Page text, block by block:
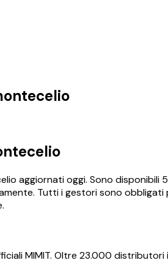
aggiornati oggi. Sono disponibili 5
Tutti i gestori sono
MIMIT. Oltre 23.000 distributori